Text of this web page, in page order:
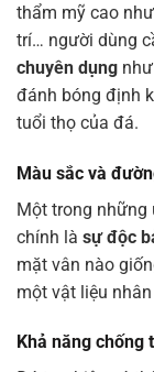
thẩm mỹ cao
trí… người dùng
chuyên dụng
đánh bóng định
tuổi thọ của đá.
Màu sắc và
Một trong những
chính là sự độc
mặt vân nào
một vật liệu
Khả năng chống